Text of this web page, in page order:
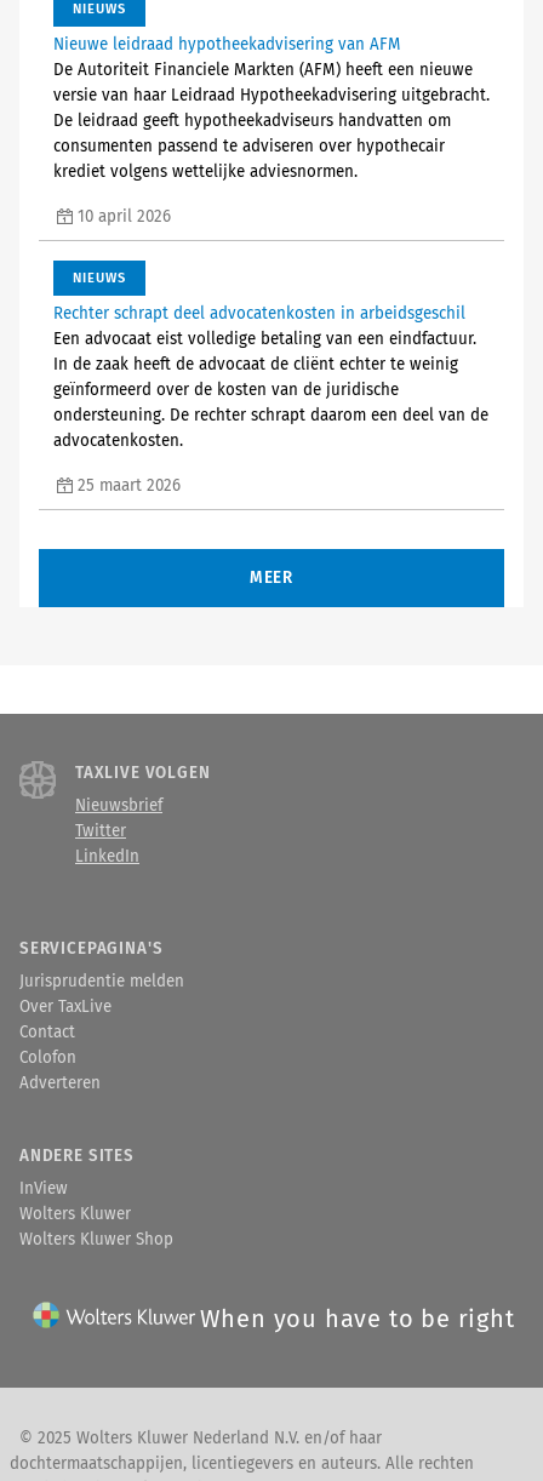
NIEUWS
Nieuwe leidraad hypotheekadvisering van AFM
De Autoriteit Financiele Markten (AFM) heeft een nieuwe
versie van haar Leidraad Hypotheekadvisering uitgebracht.
De leidraad geeft hypotheekadviseurs handvatten om
consumenten passend te adviseren over hypothecair
krediet volgens wettelijke adviesnormen.
10 april 2026
NIEUWS
Rechter schrapt deel advocatenkosten in arbeidsgeschil
Een advocaat eist volledige betaling van een eindfactuur.
In de zaak heeft de advocaat de cliënt echter te weinig
geïnformeerd over de kosten van de juridische
ondersteuning. De rechter schrapt daarom een deel van de
advocatenkosten.
25 maart 2026
MEER
TAXLIVE VOLGEN
Nieuwsbrief
Twitter
LinkedIn
SERVICEPAGINA'S
Jurisprudentie melden
Over TaxLive
Contact
Colofon
Adverteren
ANDERE SITES
InView
Wolters Kluwer
Wolters Kluwer Shop
When you have to be right
© 2025 Wolters Kluwer Nederland N.V. en/of haar
dochtermaatschappijen, licentiegevers en auteurs. Alle rechten